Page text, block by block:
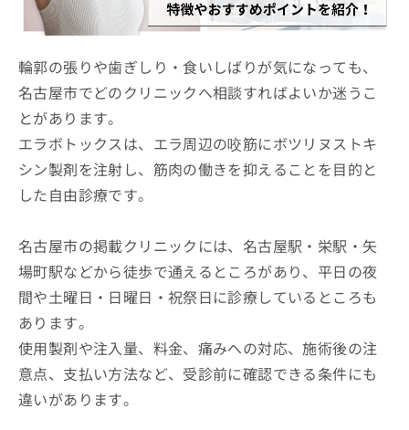
輪郭の張りや歯ぎしり・食いしばりが気になっても、
名古屋市でどのクリニックへ相談すればよいか迷うこ
とがあります。
エラボトックスは、エラ周辺の咬筋にボツリヌストキ
シン製剤を注射し、筋肉の働きを抑えることを目的と
した自由診療です。
名古屋市の掲載クリニックには、名古屋駅・栄駅・矢
場町駅などから徒歩で通えるところがあり、平日の夜
間や土曜日・日曜日・祝祭日に診療しているところも
あります。
使用製剤や注入量、料金、痛みへの対応、施術後の注
意点、支払い方法など、受診前に確認できる条件にも
違いがあります。
ビ
に
関
す
る
お
問
い
せ
は
こ
ち
ら
こち
らは
マイ
ナビ
こ
ら
広
告
稿
の
い
合
わ
せ
は
こ
ち
ら
広
告
代
理
店
は
こ
ち
ら
広
告
出
出